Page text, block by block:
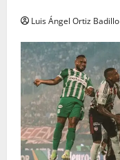
Luis Ángel Ortiz Badillo